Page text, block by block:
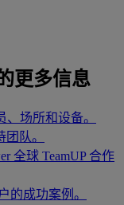
更多信息
、场所和设备。
队。
全球 TeamUP 合作
的成功案例。